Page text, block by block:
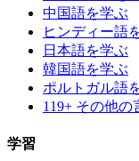
中国語を学ぶ
ヒンディー語
日本語を学ぶ
韓国語を学ぶ
ポルトガル語
119+ その他の
学習